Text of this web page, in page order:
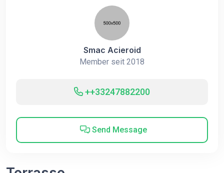
Smac Acieroid
Member seit 2018
++33247882200
Send Message